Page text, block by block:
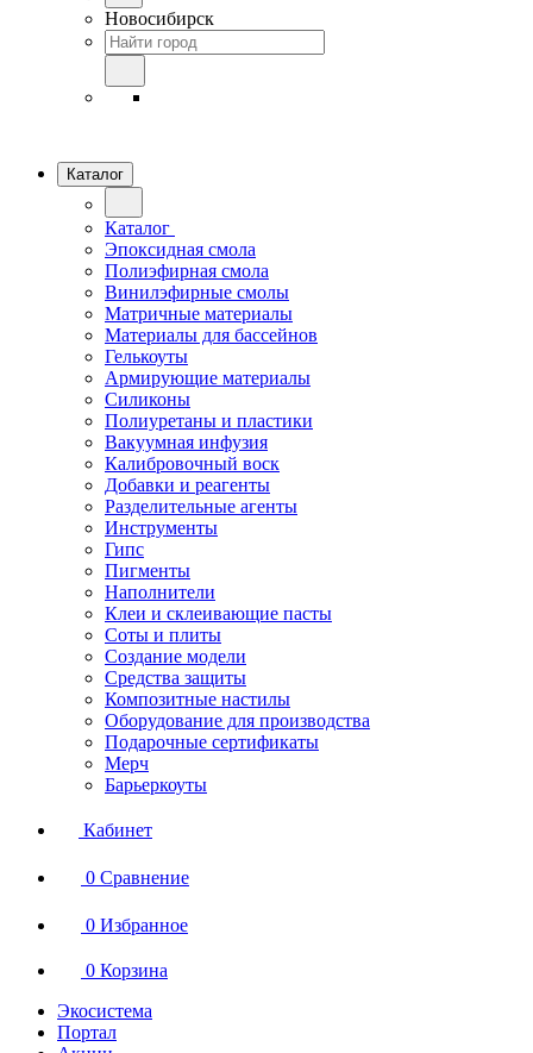
Новосибирск
Каталог
Каталог
Эпоксидная смола
Полиэфирная смола
Винилэфирные смолы
Матричные материалы
Материалы для бассейнов
Гелькоуты
Армирующие материалы
Силиконы
Полиуретаны и пластики
Вакуумная инфузия
Калибровочный воск
Добавки и реагенты
Разделительные агенты
Инструменты
Гипс
Пигменты
Наполнители
Клеи и склеивающие пасты
Соты и плиты
Создание модели
Средства защиты
Композитные настилы
Оборудование для производства
Подарочные сертификаты
Мерч
Барьеркоуты
Кабинет
0 Сравнение
0 Избранное
0 Корзина
Экосистема
Портал